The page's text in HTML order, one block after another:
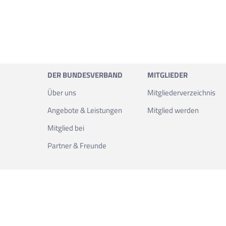
DER BUNDES­VERBAND
Über uns
Angebote & Leistun­gen
Mitglied bei
Partner & Freunde
MITGLIEDER
Mitgliederverzeichnis
Mitglied werden